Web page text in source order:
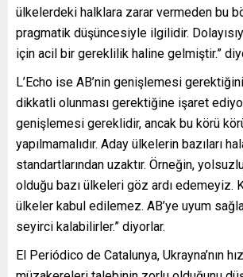
ülkelerdeki halklara zarar vermeden bu
pragmatik düşüncesiyle ilgilidir.
için acil bir gereklilik haline gelmiştir.”
L’Echo ise AB’nin genişlemesi
dikkatli olunması gerektiğine işaret
genişlemesi gereklidir, ancak bu körü
yapılmamalıdır. Aday ülkelerin bazıları
standartlarından uzaktır. Örneğin,
olduğu bazı ülkeleri göz ardı edemeyiz.
ülkeler kabul edilemez. AB’ye uyum
seyirci kalabilirler.” diyorlar.
El Periódico de Catalunya, Ukrayna’nın